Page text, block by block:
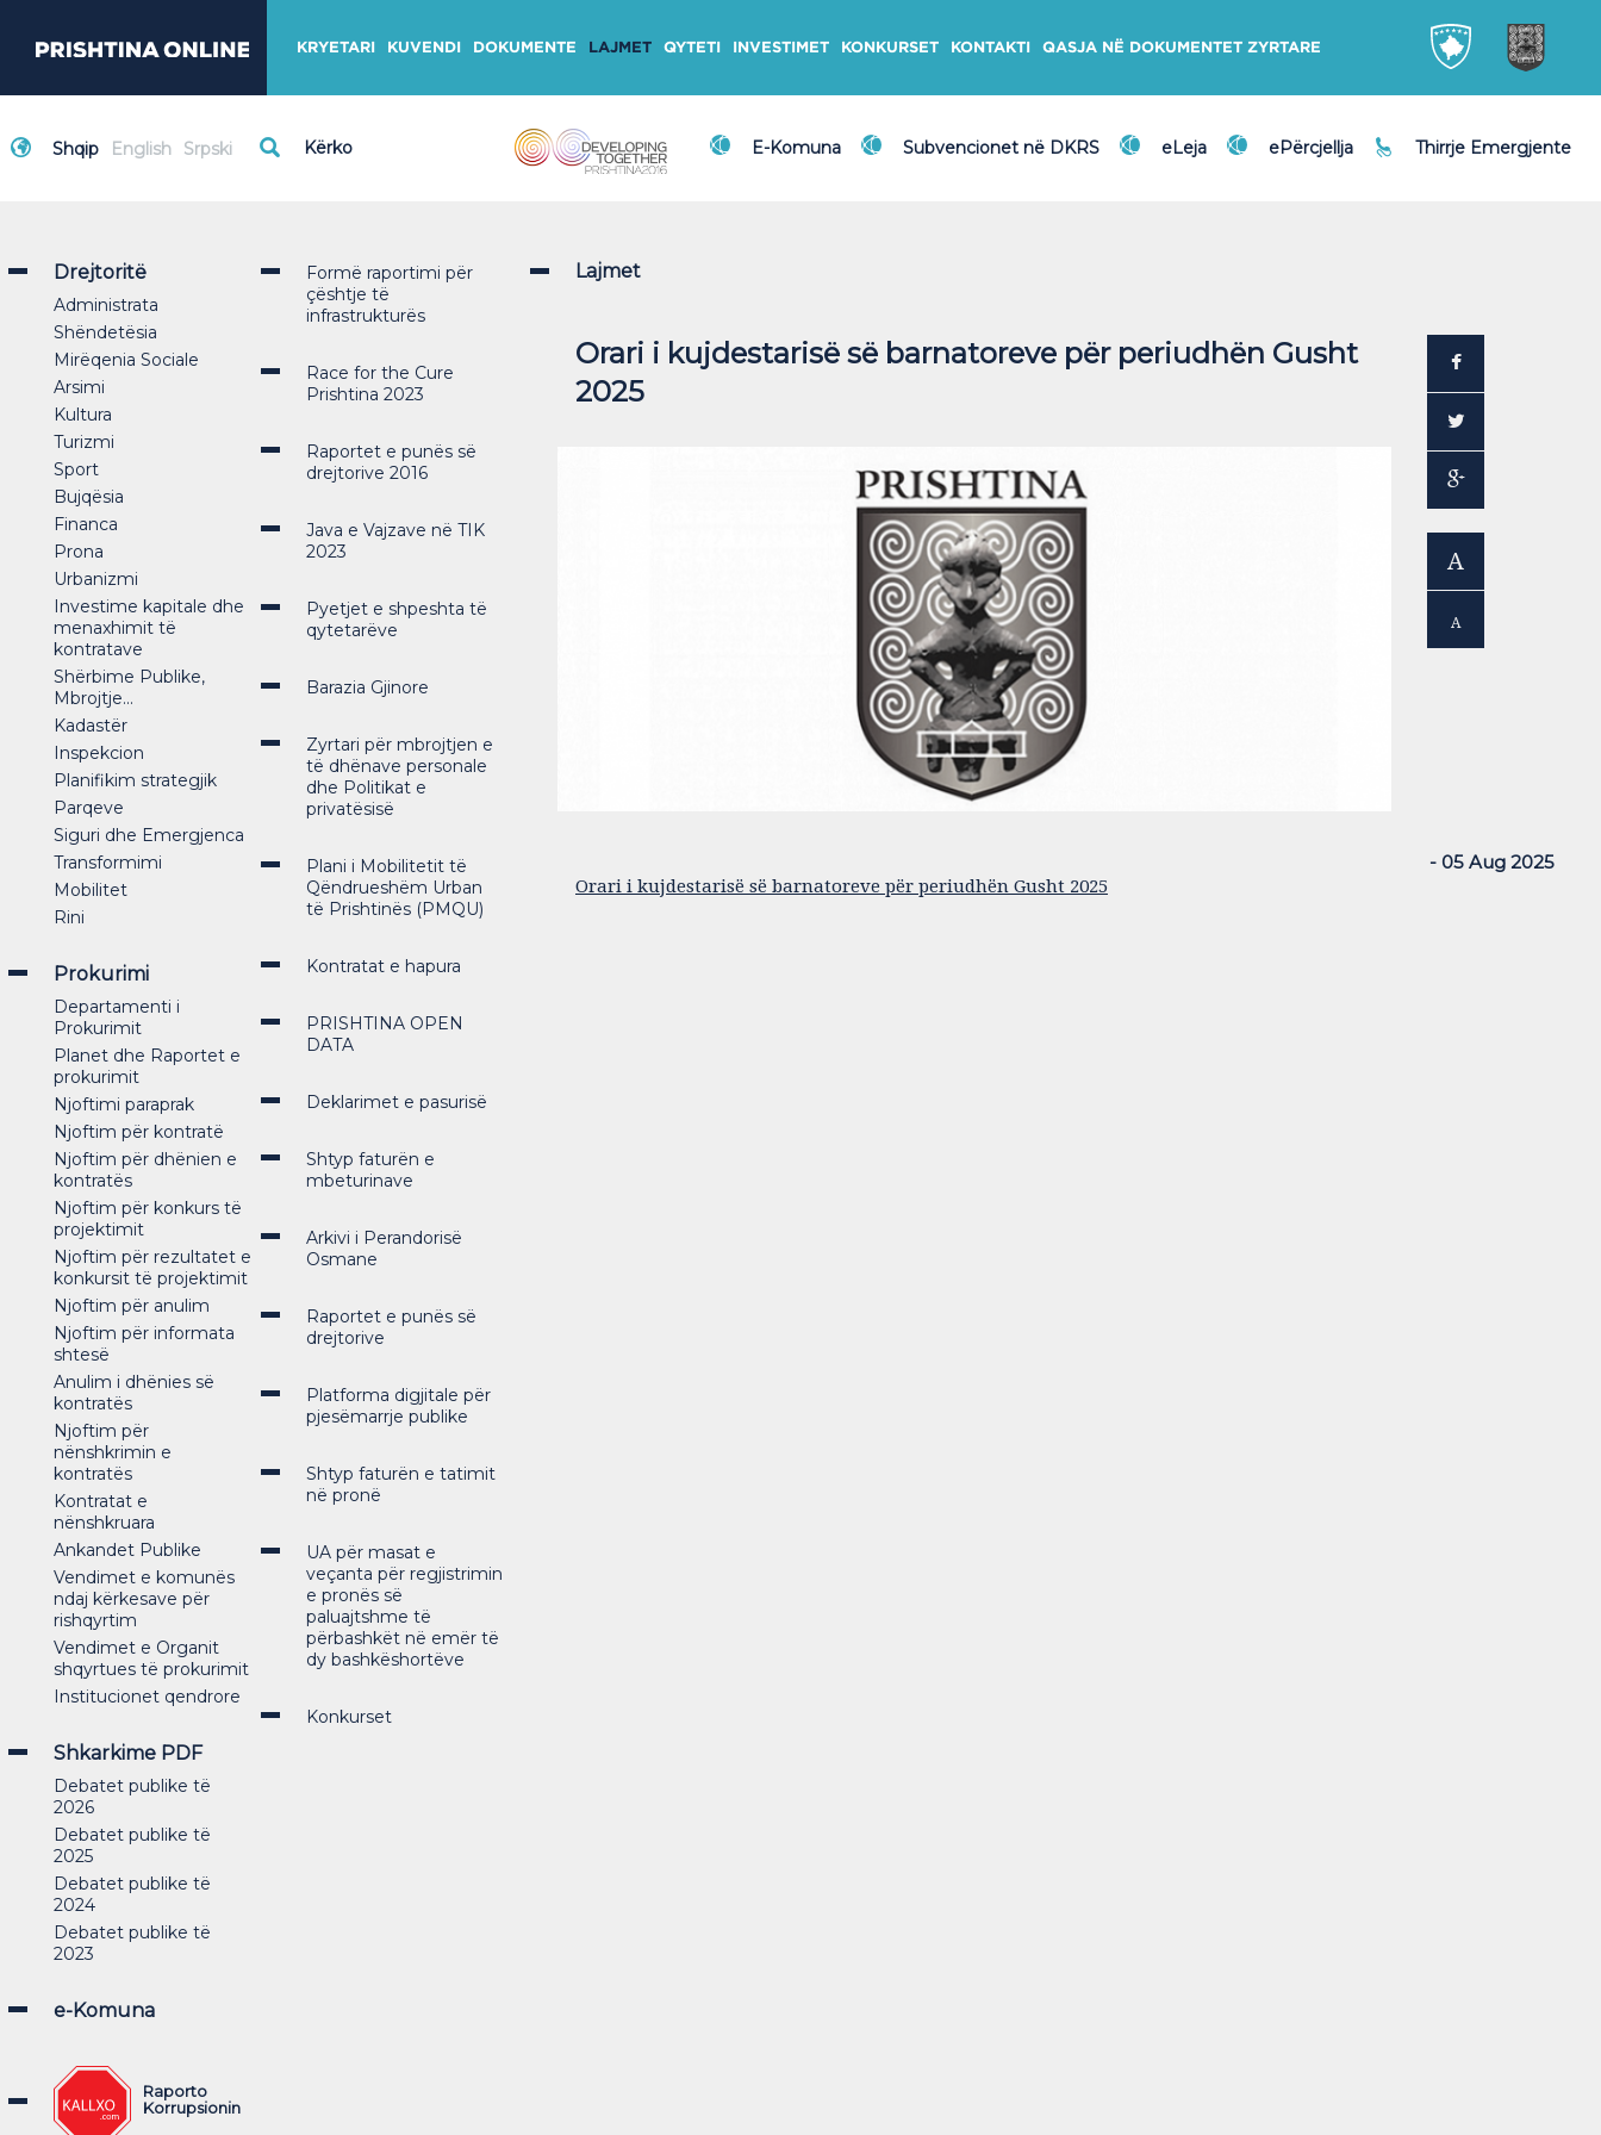
KRYETARI KUVENDI DOKUMENTE LAJMET QYTETI INVESTIMET KONKURSET KONTAKTI QASJA NË DOKUMENTET ZYRTARE
Shqip English Srpski E-Komuna Subvencionet në DKRS eLeja ePërcjellja Thirrje Emergjente
Drejtoritë
Administrata
Shëndetësia
Mirëqenia Sociale
Arsimi
Kultura
Turizmi
Sport
Bujqësia
Financa
Prona
Urbanizmi
Investime kapitale dhe
menaxhimit të
kontratave
Shërbime Publike,
Mbrojtje...
Kadastër
Inspekcion
Planifikim strategjik
Parqeve
Siguri dhe Emergjenca
Transformimi
Mobilitet
Rini
Prokurimi
Departamenti i
Prokurimit
Planet dhe Raportet e
prokurimit
Njoftimi paraprak
Njoftim për kontratë
Njoftim për dhënien e
kontratës
Njoftim për konkurs të
projektimit
Njoftim për rezultatet e
konkursit të projektimit
Njoftim për anulim
Njoftim për informata
shtesë
Anulim i dhënies së
kontratës
Njoftim për
nënshkrimin e
kontratës
Kontratat e
nënshkruara
Ankandet Publike
Vendimet e komunës
ndaj kërkesave për
rishqyrtim
Vendimet e Organit
shqyrtues të prokurimit
Institucionet qendrore
Shkarkime PDF
Debatet publike të
2026
Debatet publike të
2025
Debatet publike të
2024
Debatet publike të
2023
e-Komuna
Raporto
Korrupsionin
Formë raportimi për
çështje të
infrastrukturës
Race for the Cure
Prishtina 2023
Raportet e punës së
drejtorive 2016
Java e Vajzave në TIK
2023
Pyetjet e shpeshta të
qytetarëve
Barazia Gjinore
Zyrtari për mbrojtjen e
të dhënave personale
dhe Politikat e
privatësisë
Plani i Mobilitetit të
Qëndrueshëm Urban
të Prishtinës (PMQU)
Kontratat e hapura
PRISHTINA OPEN
DATA
Deklarimet e pasurisë
Shtyp faturën e
mbeturinave
Arkivi i Perandorisë
Osmane
Raportet e punës së
drejtorive
Platforma digjitale për
pjesëmarrje publike
Shtyp faturën e tatimit
në pronë
UA për masat e
veçanta për regjistrimin
e pronës së
paluajtshme të
përbashkët në emër të
dy bashkëshortëve
Konkurset
Lajmet
Orari i kujdestarisë së barnatoreve për periudhën Gusht
2025
- 05 Aug 2025
Orari i kujdestarisë së barnatoreve për periudhën Gusht 2025
A
A